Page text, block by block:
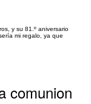
y su 81.º aniversario
mi regalo, ya que
comunion